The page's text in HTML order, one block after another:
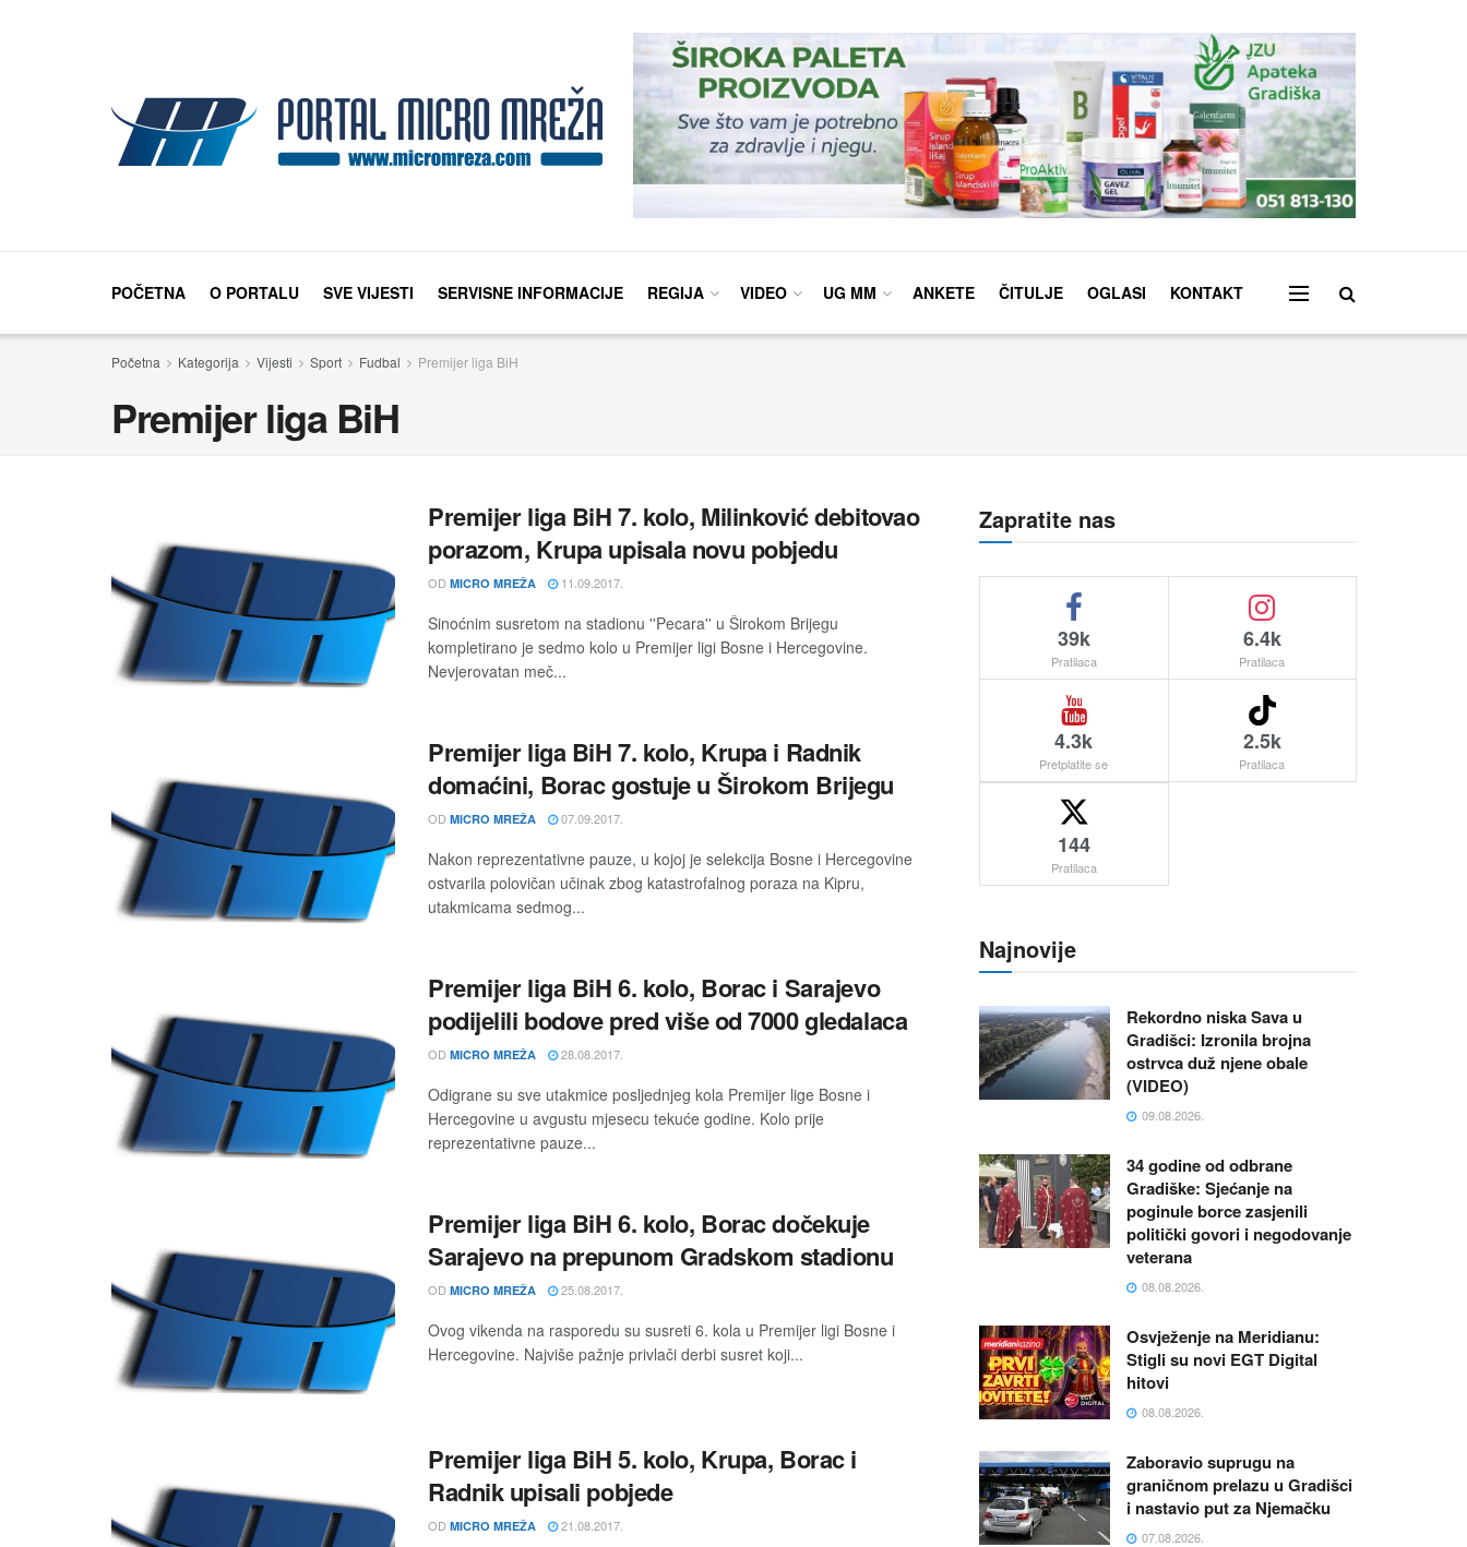
POČETNA O PORTALU SVE VIJESTI SERVISNE INFORMACIJE REGIJA VIDEO UG MM ANKETE ČITULJE OGLASI KONTAKT
Početna Kategorija Vijesti Sport Fudbal Premijer liga BiH
Premijer liga BiH
Premijer liga BiH 7. kolo, Milinković debitovao
porazom, Krupa upisala novu pobjedu
OD MICRO MREŽA 11.09.2017.
Sinoćnim susretom na stadionu ''Pecara'' u Širokom Brijegu
kompletirano je sedmo kolo u Premijer ligi Bosne i Hercegovine.
Nevjerovatan meč...
Premijer liga BiH 7. kolo, Krupa i Radnik
domaćini, Borac gostuje u Širokom Brijegu
OD MICRO MREŽA 07.09.2017.
Nakon reprezentativne pauze, u kojoj je selekcija Bosne i Hercegovine
ostvarila polovičan učinak zbog katastrofalnog poraza na Kipru,
utakmicama sedmog...
Premijer liga BiH 6. kolo, Borac i Sarajevo
podijelili bodove pred više od 7000 gledalaca
OD MICRO MREŽA 28.08.2017.
Odigrane su sve utakmice posljednjeg kola Premijer lige Bosne i
Hercegovine u avgustu mjesecu tekuće godine. Kolo prije
reprezentativne pauze...
Premijer liga BiH 6. kolo, Borac dočekuje
Sarajevo na prepunom Gradskom stadionu
OD MICRO MREŽA 25.08.2017.
Ovog vikenda na rasporedu su susreti 6. kola u Premijer ligi Bosne i
Hercegovine. Najviše pažnje privlači derbi susret koji...
Premijer liga BiH 5. kolo, Krupa, Borac i
Radnik upisali pobjede
OD MICRO MREŽA 21.08.2017.
Zapratite nas
39k
Pratilaca
6.4k
Pratilaca
4.3k
Pretplatite se
2.5k
Pratilaca
144
Pratilaca
Najnovije
Rekordno niska Sava u
Gradišci: Izronila brojna
ostrvca duž njene obale
(VIDEO)
09.08.2026.
34 godine od odbrane
Gradiške: Sjećanje na
poginule borce zasjenili
politički govori i negodovanje
veterana
08.08.2026.
Osvježenje na Meridianu:
Stigli su novi EGT Digital
hitovi
08.08.2026.
Zaboravio suprugu na
graničnom prelazu u Gradišci
i nastavio put za Njemačku
07.08.2026.